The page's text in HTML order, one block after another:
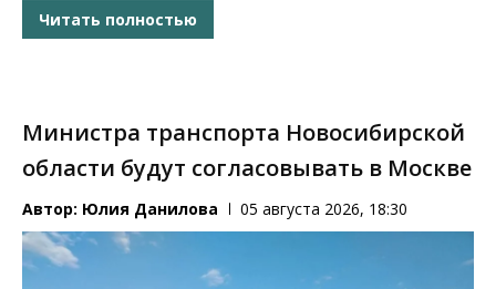
Читать полностью
Министра транспорта Новосибирской
области будут согласовывать в Москве
Автор: Юлия Данилова 05 августа 2026, 18:30